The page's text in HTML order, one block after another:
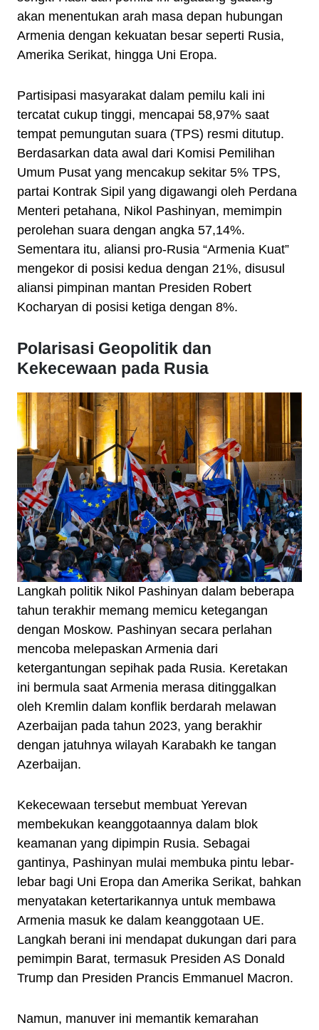
akan menentukan arah masa depan hubungan
Armenia dengan kekuatan besar seperti Rusia,
Amerika Serikat, hingga Uni Eropa.
Partisipasi masyarakat dalam pemilu kali ini
tercatat cukup tinggi, mencapai 58,97% saat
tempat pemungutan suara (TPS) resmi ditutup.
Berdasarkan data awal dari Komisi Pemilihan
Umum Pusat yang mencakup sekitar 5% TPS,
partai Kontrak Sipil yang digawangi oleh Perdana
Menteri petahana, Nikol Pashinyan, memimpin
perolehan suara dengan angka 57,14%.
Sementara itu, aliansi pro-Rusia “Armenia Kuat”
mengekor di posisi kedua dengan 21%, disusul
aliansi pimpinan mantan Presiden Robert
Kocharyan di posisi ketiga dengan 8%.
Polarisasi Geopolitik dan
Kekecewaan pada Rusia
Langkah politik Nikol Pashinyan dalam beberapa
tahun terakhir memang memicu ketegangan
dengan Moskow. Pashinyan secara perlahan
mencoba melepaskan Armenia dari
ketergantungan sepihak pada Rusia. Keretakan
ini bermula saat Armenia merasa ditinggalkan
oleh Kremlin dalam konflik berdarah melawan
Azerbaijan pada tahun 2023, yang berakhir
dengan jatuhnya wilayah Karabakh ke tangan
Azerbaijan.
Kekecewaan tersebut membuat Yerevan
membekukan keanggotaannya dalam blok
keamanan yang dipimpin Rusia. Sebagai
gantinya, Pashinyan mulai membuka pintu lebar-
lebar bagi Uni Eropa dan Amerika Serikat, bahkan
menyatakan ketertarikannya untuk membawa
Armenia masuk ke dalam keanggotaan UE.
Langkah berani ini mendapat dukungan dari para
pemimpin Barat, termasuk Presiden AS Donald
Trump dan Presiden Prancis Emmanuel Macron.
Namun, manuver ini memantik kemarahan